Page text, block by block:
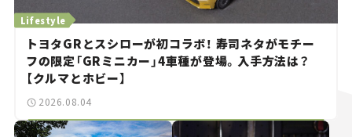
トヨタGRとスシローが初コラボ！ 寿司ネタがモチー
フの限定「GRミニカー」4車種が登場。入手方法は？
【クルマとホビー】
Lifestyle
2026.08.04